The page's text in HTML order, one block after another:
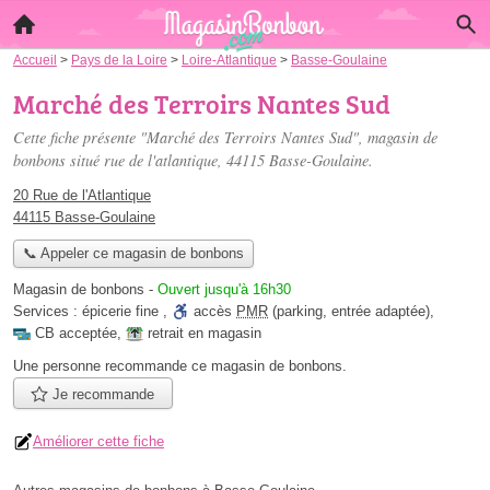
Accueil > Pays de la Loire > Loire-Atlantique > Basse-Goulaine
Marché des Terroirs Nantes Sud
Cette fiche présente "Marché des Terroirs Nantes Sud", magasin de
bonbons situé rue de l'atlantique, 44115 Basse-Goulaine.
20 Rue de l'Atlantique
44115 Basse-Goulaine
📞 Appeler ce magasin de bonbons
Magasin de bonbons - Ouvert jusqu'à 16h30
Services : épicerie fine , accès PMR (parking, entrée adaptée),
CB acceptée,
retrait en magasin
Une personne recommande ce magasin de bonbons.
Je recommande
Améliorer cette fiche